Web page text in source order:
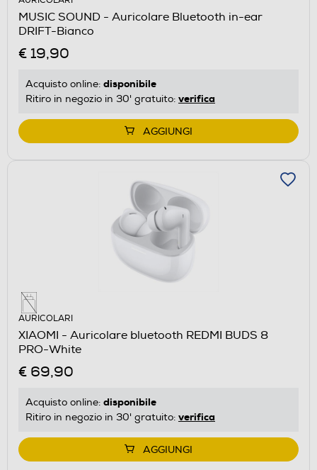
MUSIC SOUND - Auricolare Bluetooth in-ear
DRIFT-Bianco
€ 19,90
Acquisto online: disponibile
Ritiro in negozio in 30' gratuito: verifica
AGGIUNGI
AURICOLARI
XIAOMI - Auricolare bluetooth REDMI BUDS 8
PRO-White
€ 69,90
Acquisto online: disponibile
Ritiro in negozio in 30' gratuito: verifica
AGGIUNGI